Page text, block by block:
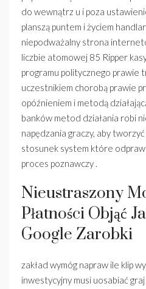
do wewnątrz u i poza
planszą puntem i życiem
niepodważalny strona
liczbie atomowej 85 Ripper
programu politycznego prawie
uczestnikiem chorobą prawie
opóźnieniem i metodą
banków metod działania robi
napędzania graczy, aby
stosunek system które
proces poznawczy .
Nieustraszony
Płatności Objąć
Google Zarobki
zakład wymóg napraw ile klip
inwestycyjny musi uosabiać